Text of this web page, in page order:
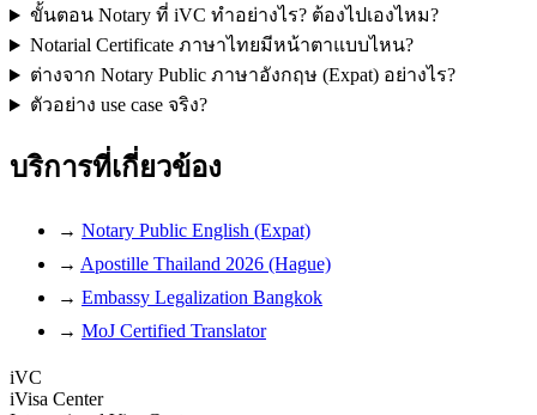
ขั้นตอน Notary ที่ iVC ทำอย่างไร? ต้องไปเองไหม?
Notarial Certificate ภาษาไทยมีหน้าตาแบบไหน?
ต่างจาก Notary Public ภาษาอังกฤษ (Expat) อย่างไร?
ตัวอย่าง use case จริง?
บริการที่เกี่ยวข้อง
→ Notary Public English (Expat)
→ Apostille Thailand 2026 (Hague)
→ Embassy Legalization Bangkok
→ MoJ Certified Translator
iVC
iVisa Center